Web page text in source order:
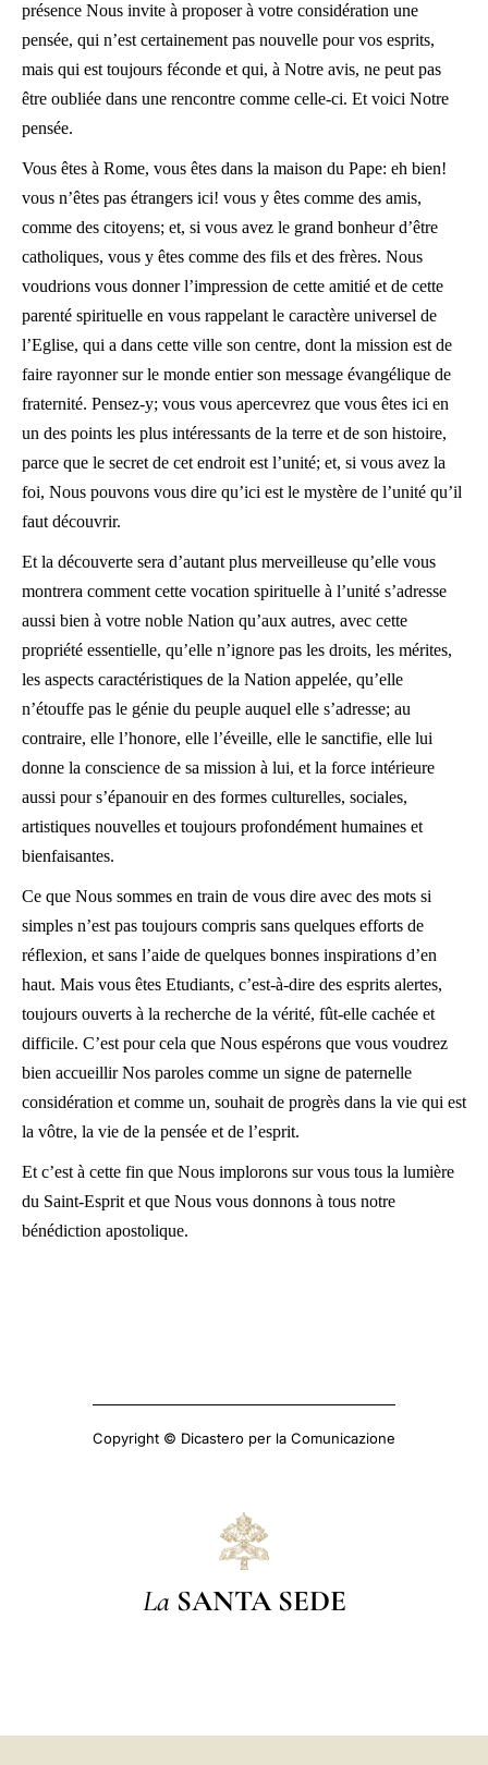
présence Nous invite à proposer à votre considération une
pensée, qui n’est certainement pas nouvelle pour vos esprits,
mais qui est toujours féconde et qui, à Notre avis, ne peut pas
être oubliée dans une rencontre comme celle-ci. Et voici Notre
pensée.
Vous êtes à Rome, vous êtes dans la maison du Pape: eh bien!
vous n’êtes pas étrangers ici! vous y êtes comme des amis,
comme des citoyens; et, si vous avez le grand bonheur d’être
catholiques, vous y êtes comme des fils et des frères. Nous
voudrions vous donner l’impression de cette amitié et de cette
parenté spirituelle en vous rappelant le caractère universel de
l’Eglise, qui a dans cette ville son centre, dont la mission est de
faire rayonner sur le monde entier son message évangélique de
fraternité. Pensez-y; vous vous apercevrez que vous êtes ici en
un des points les plus intéressants de la terre et de son histoire,
parce que le secret de cet endroit est l’unité; et, si vous avez la
foi, Nous pouvons vous dire qu’ici est le mystère de l’unité qu’il
faut découvrir.
Et la découverte sera d’autant plus merveilleuse qu’elle vous
montrera comment cette vocation spirituelle à l’unité s’adresse
aussi bien à votre noble Nation qu’aux autres, avec cette
propriété essentielle, qu’elle n’ignore pas les droits, les mérites,
les aspects caractéristiques de la Nation appelée, qu’elle
n’étouffe pas le génie du peuple auquel elle s’adresse; au
contraire, elle l’honore, elle l’éveille, elle le sanctifie, elle lui
donne la conscience de sa mission à lui, et la force intérieure
aussi pour s’épanouir en des formes culturelles, sociales,
artistiques nouvelles et toujours profondément humaines et
bienfaisantes.
Ce que Nous sommes en train de vous dire avec des mots si
simples n’est pas toujours compris sans quelques efforts de
réflexion, et sans l’aide de quelques bonnes inspirations d’en
haut. Mais vous êtes Etudiants, c’est-à-dire des esprits alertes,
toujours ouverts à la recherche de la vérité, fût-elle cachée et
difficile. C’est pour cela que Nous espérons que vous voudrez
bien accueillir Nos paroles comme un signe de paternelle
considération et comme un, souhait de progrès dans la vie qui est
la vôtre, la vie de la pensée et de l’esprit.
Et c’est à cette fin que Nous implorons sur vous tous la lumière
du Saint-Esprit et que Nous vous donnons à tous notre
bénédiction apostolique.
Copyright © Dicastero per la Comunicazione
La SANTA SEDE